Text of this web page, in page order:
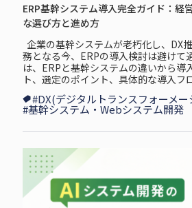
ERP基幹システム導入完全ガイド：経
な選び方と進め方
企業の基幹システムが老朽化し、DX
務となる今、ERPの導入検討は避けて
は、ERPと基幹システムの違いから導
ト、選定のポイント、具体的な導入
#DX(デジタルトランスフォーメー
#基幹システム・Webシステム開発